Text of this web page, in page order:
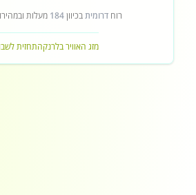
רוחדרומיתבכיוון184 מעלות
מזג האוויר בלרנקהתחזית